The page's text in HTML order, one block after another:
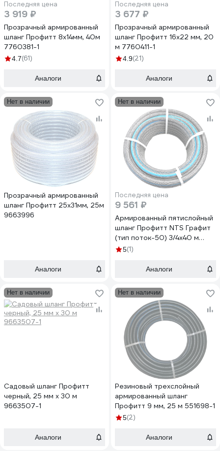
Последняя цена
3 919 ₽
Прозрачный армированный
шланг Профитт 8x14мм, 40м
7760381-1
4.7(61)
Аналоги
Последняя цена
3 677 ₽
Прозрачный армированный
шланг Профитт 16х22 мм, 20
м 7760411-1
4.9(21)
Аналоги
Нет в наличии
Прозрачный армированный
шланг Профитт 25х31мм, 25м
9663996
Аналоги
Нет в наличии
Последняя цена
9 561 ₽
Армированный пятислойный
шланг Профитт NTS Графит
(тип поток-50) 3/4x40 м
2227213-1
5(1)
Аналоги
Нет в наличии
Садовый шланг Профитт
черный, 25 мм х 30 м
9663507-1
Аналоги
Нет в наличии
Резиновый трехслойный
армированный шланг
Профитт 9 мм, 25 м 551698-1
5(2)
Аналоги